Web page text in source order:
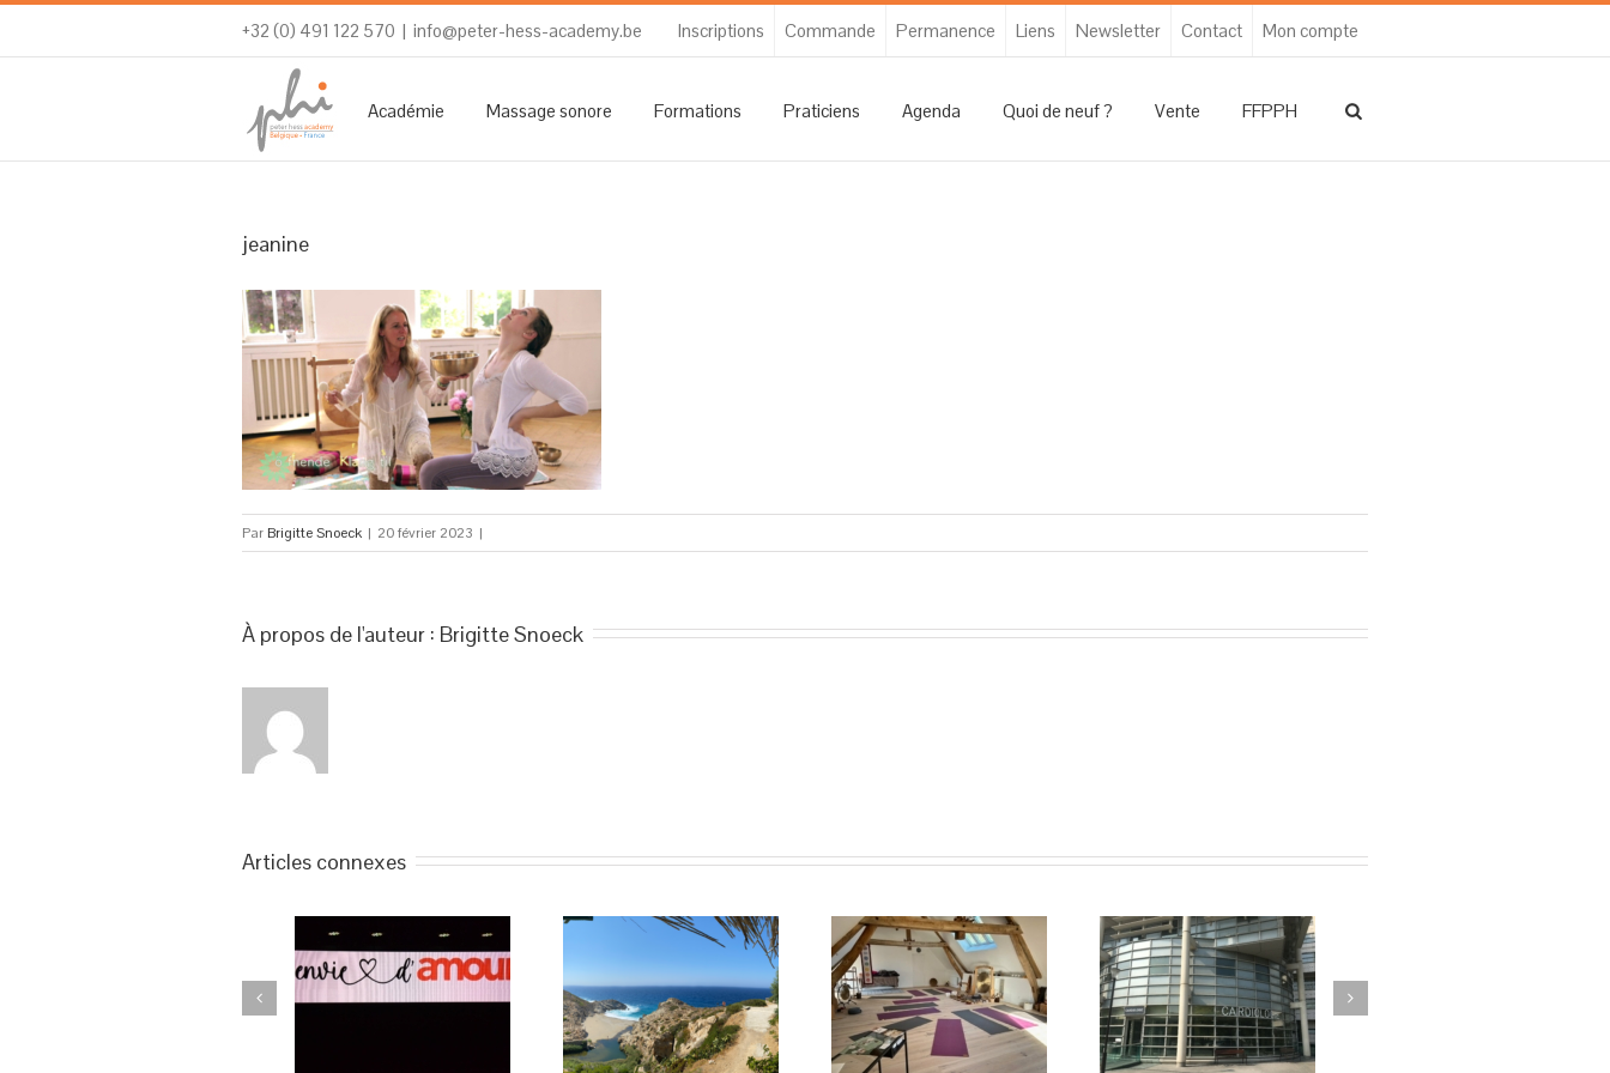
+32 (0) 491 122 570 | info@peter-hess-academy.be Inscriptions Commande Permanence Liens Newsletter Contact Mon compte
Académie Massage sonore Formations Praticiens Agenda Quoi de neuf ? Vente FFPPH
jeanine
Par Brigitte Snoeck | 20 février 2023 |
À propos de l'auteur : Brigitte Snoeck
Articles connexes